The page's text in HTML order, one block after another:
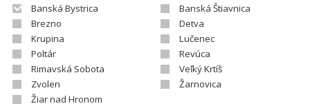
Banská Bystrica
Banská Štiavnica
Brezno
Detva
Krupina
Lučenec
Poltár
Revúca
Rimavská Sobota
Veľký Krtíš
Zvolen
Žarnovica
Žiar nad Hronom